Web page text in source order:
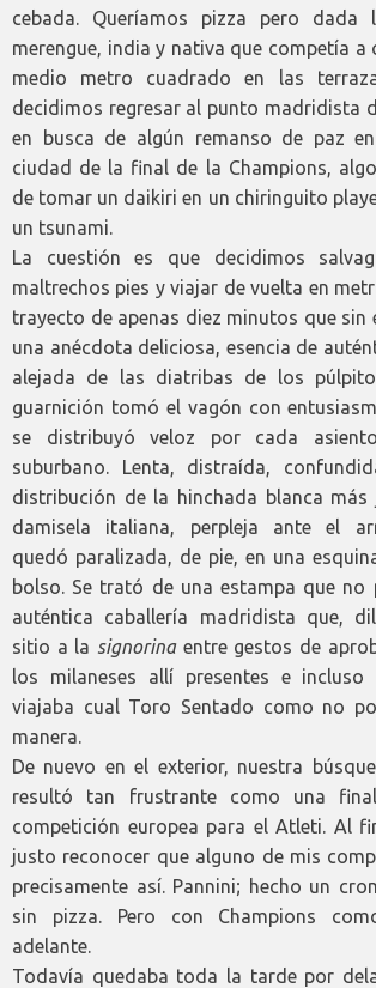
cebada. Queríamos pizza pero dada
merengue, india y nativa que competía a
medio metro cuadrado en las
decidimos regresar al punto madridista
en busca de algún remanso de paz
ciudad de la final de la Champions,
de tomar un daikiri en un chiringuito
un tsunami.
La cuestión es que decidimos
maltrechos pies y viajar de vuelta en
trayecto de apenas diez minutos que sin
una anécdota deliciosa, esencia de
alejada de las diatribas de los
guarnición tomó el vagón con
se distribuyó veloz por cada
suburbano. Lenta, distraída,
distribución de la hinchada blanca más
damisela italiana, perpleja ante el
quedó paralizada, de pie, en una
bolso. Se trató de una estampa que no
auténtica caballería madridista que,
sitio a la signorinaentre gestos de
los milaneses allí presentes e
viajaba cual Toro Sentado como no
manera.
De nuevo en el exterior, nuestra
resultó tan frustrante como una
competición europea para el Atleti. Al
justo reconocer que alguno de mis
precisamente así. Pannini; hecho un
sin pizza. Pero con Champions
adelante.
Todavía quedaba toda la tarde por